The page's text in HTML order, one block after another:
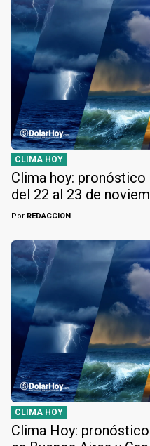
CLIMA HOY
Clima hoy: pronóstico
del 22 al 23 de
Por REDACCION
CLIMA HOY
Clima Hoy: